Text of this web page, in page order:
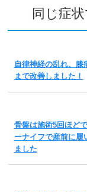
同じ症
自律神経の乱れ、膝
まで改善しました！
骨盤は施術5回ほど
ーナイフで産前に履
ました